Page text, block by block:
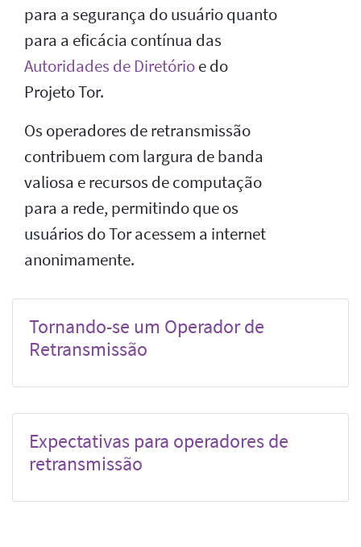
para a segurança do usuário quanto
para a eficácia contínua das
Autoridades de Diretórioe do
Projeto Tor.
Os operadores de retransmissão
contribuem com largura de banda
valiosa e recursos de computação
para a rede, permitindo que os
usuários do Tor acessem a internet
anonimamente.
Tornando-se um Operador de
Retransmissão
Expectativas para operadores de
retransmissão